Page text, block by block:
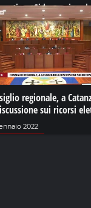
a Siderno si
al fenomeno
2024
regionale, a
sui ricorsi
2022